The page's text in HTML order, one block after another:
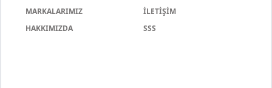
MARKALARIMIZ
İLETİŞİM
HAKKIMIZDA
SSS